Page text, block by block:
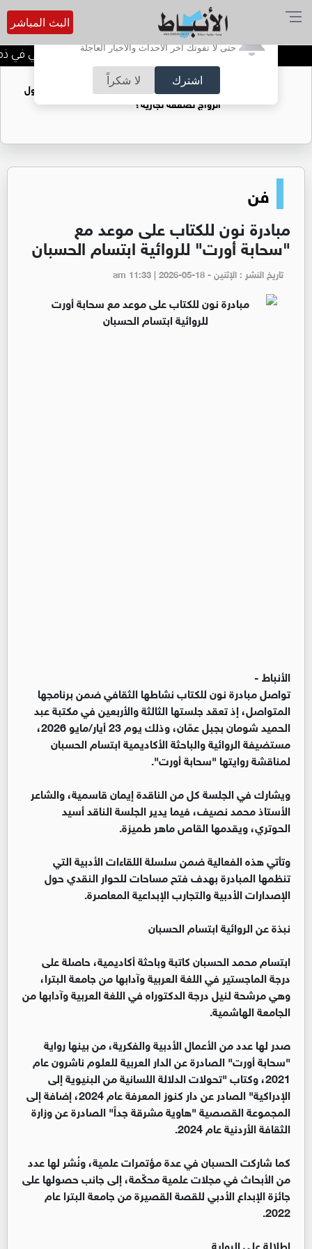
أترغب في تفعيل الإشعارات؟
حتى لا تفوتك آخر الأحداث والأخبار العاجلة
اشترك لا شكراً
البث المباشر
الحاجة خالدة محمود الكرمي في ذمة
فتيات يستغللنه لتحقيق مكاسب مادية.. هل تحول
الزواج لصفقة تجارية؟
فن
مبادرة نون للكتاب على موعد مع
"سحابة أورت" للروائية ابتسام الحسبان
تاريخ النشر : الإثنين - am 11:33 | 2026-05-18
الأنباط -
تواصل مبادرة نون للكتاب نشاطها الثقافي ضمن برنامجها
المتواصل، إذ تعقد جلستها الثالثة والأربعين في مكتبة عبد
الحميد شومان بجبل عمّان، وذلك يوم 23 أيار/مايو 2026،
مستضيفة الروائية والباحثة الأكاديمية ابتسام الحسبان
لمناقشة روايتها "سحابة أورت".
ويشارك في الجلسة كل من الناقدة إيمان قاسمية، والشاعر
الأستاذ محمد نصيف، فيما يدير الجلسة الناقد أسيد
الحوتري، ويقدمها القاص ماهر طميزة.
وتأتي هذه الفعالية ضمن سلسلة اللقاءات الأدبية التي
تنظمها المبادرة بهدف فتح مساحات للحوار النقدي حول
الإصدارات الأدبية والتجارب الإبداعية المعاصرة.
نبذة عن الروائية ابتسام الحسبان
ابتسام محمد الحسبان كاتبة وباحثة أكاديمية، حاصلة على
درجة الماجستير في اللغة العربية وآدابها من جامعة البترا،
وهي مرشحة لنيل درجة الدكتوراه في اللغة العربية وآدابها من
الجامعة الهاشمية.
صدر لها عدد من الأعمال الأدبية والفكرية، من بينها رواية
"سحابة أورت" الصادرة عن الدار العربية للعلوم ناشرون عام
2021، وكتاب "تحولات الدلالة اللسانية من البنيوية إلى
الإدراكية" الصادر عن دار كنوز المعرفة عام 2024، إضافة إلى
المجموعة القصصية "هاوية مشرقة جداً" الصادرة عن وزارة
الثقافة الأردنية عام 2024.
كما شاركت الحسبان في عدة مؤتمرات علمية، ونُشر لها عدد
من الأبحاث في مجلات علمية محكّمة، إلى جانب حصولها على
جائزة الإبداع الأدبي للقصة القصيرة من جامعة البترا عام
2022.
إطلالة على الرواية